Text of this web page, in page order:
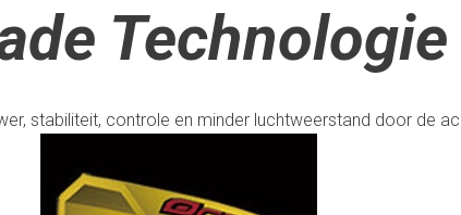
Technologie
stabiliteit, controle en minder luchtweerstand door de